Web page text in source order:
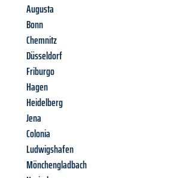
Augusta
Bonn
Chemnitz
Düsseldorf
Friburgo
Hagen
Heidelberg
Jena
Colonia
Ludwigshafen
Mönchengladbach